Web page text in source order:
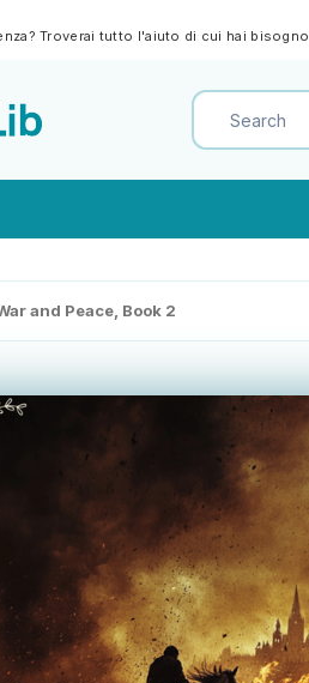
Troverai tutto l'aiuto di cui hai bisogno
and Peace, Book 2